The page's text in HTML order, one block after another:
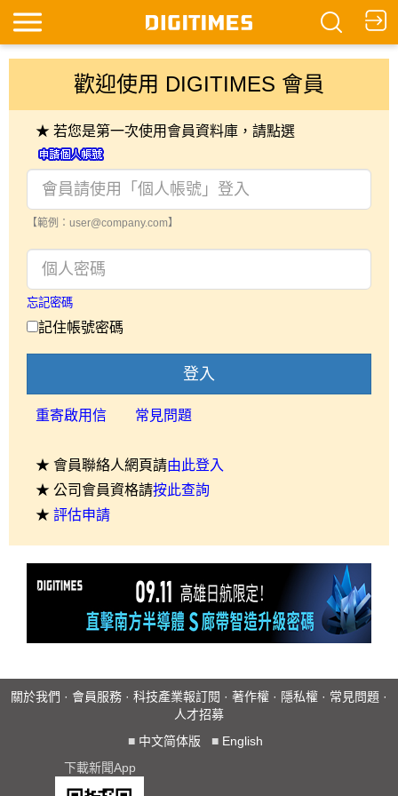
歡迎使用 DIGITIMES 會員
★ 若您是第一次使用會員資料庫，請點選
【範例：user@company.com】
忘記密碼
記住帳號密碼
登入
重寄啟用信 常見問題
★ 會員聯絡人網頁請由此登入
★ 公司會員資格請按此查詢
★ 評估申請
關於我們 · 會員服務 · 科技產業報訂閱 · 著作權 · 隱私權 · 常見問題 ·
人才招募
■ 中文简体版 ■ English
下載新聞App